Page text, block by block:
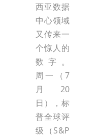
西亚数据
中心领域
又传来一
个惊人的
数字。
周一（7
月20
日），标
普全球评
级（S&P